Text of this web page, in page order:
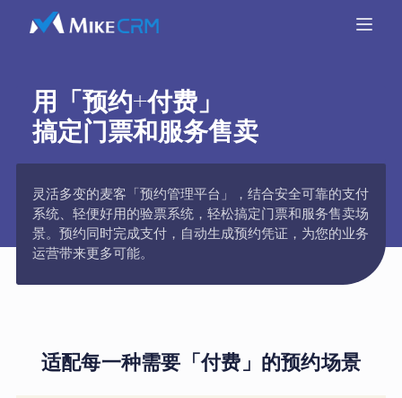
用「预约+付费」
搞定门票和服务售卖
灵活多变的麦客「预约管理平台」，结合安全可靠的支付
系统、轻便好用的验票系统，轻松搞定门票和服务售卖场
景。预约同时完成支付，自动生成预约凭证，为您的业务
运营带来更多可能。
适配每一种需要「付费」的预约场景